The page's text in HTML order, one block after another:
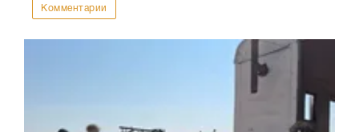
Комментарии